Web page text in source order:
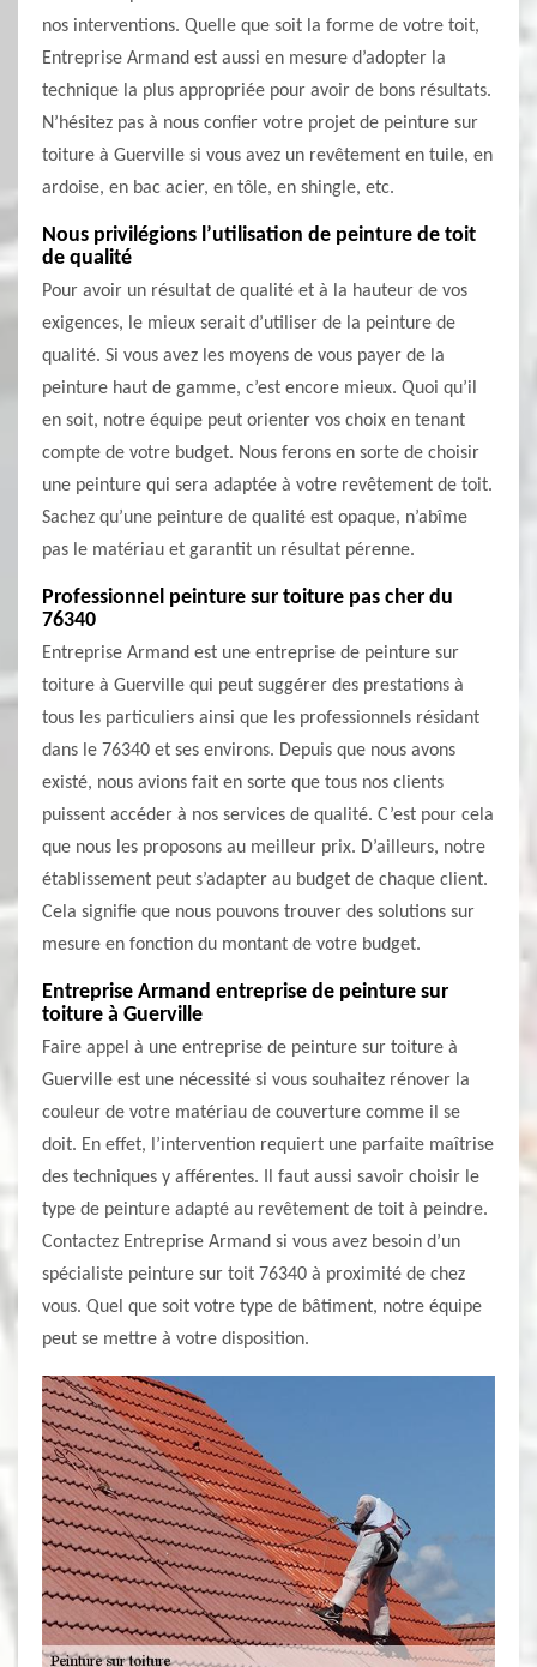
nos interventions. Quelle que soit la forme de votre toit,
Entreprise Armand est aussi en mesure d’adopter la
technique la plus appropriée pour avoir de bons résultats.
N’hésitez pas à nous confier votre projet de peinture sur
toiture à Guerville si vous avez un revêtement en tuile, en
ardoise, en bac acier, en tôle, en shingle, etc.
Nous privilégions l’utilisation de peinture de toit
de qualité
Pour avoir un résultat de qualité et à la hauteur de vos
exigences, le mieux serait d’utiliser de la peinture de
qualité. Si vous avez les moyens de vous payer de la
peinture haut de gamme, c’est encore mieux. Quoi qu’il
en soit, notre équipe peut orienter vos choix en tenant
compte de votre budget. Nous ferons en sorte de choisir
une peinture qui sera adaptée à votre revêtement de toit.
Sachez qu’une peinture de qualité est opaque, n’abîme
pas le matériau et garantit un résultat pérenne.
Professionnel peinture sur toiture pas cher du
76340
Entreprise Armand est une entreprise de peinture sur
toiture à Guerville qui peut suggérer des prestations à
tous les particuliers ainsi que les professionnels résidant
dans le 76340 et ses environs. Depuis que nous avons
existé, nous avions fait en sorte que tous nos clients
puissent accéder à nos services de qualité. C’est pour cela
que nous les proposons au meilleur prix. D’ailleurs, notre
établissement peut s’adapter au budget de chaque client.
Cela signifie que nous pouvons trouver des solutions sur
mesure en fonction du montant de votre budget.
Entreprise Armand entreprise de peinture sur
toiture à Guerville
Faire appel à une entreprise de peinture sur toiture à
Guerville est une nécessité si vous souhaitez rénover la
couleur de votre matériau de couverture comme il se
doit. En effet, l’intervention requiert une parfaite maîtrise
des techniques y afférentes. Il faut aussi savoir choisir le
type de peinture adapté au revêtement de toit à peindre.
Contactez Entreprise Armand si vous avez besoin d’un
spécialiste peinture sur toit 76340 à proximité de chez
vous. Quel que soit votre type de bâtiment, notre équipe
peut se mettre à votre disposition.